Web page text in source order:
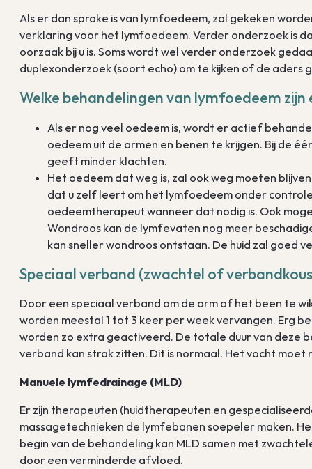
Als er dan sprake is van lymfoedeem, zal gekeken
verklaring voor het lymfoedeem. Verder onderzoek is
oorzaak bij u is. Soms wordt wel verder onderzoek
duplexonderzoek (soort echo) om te kijken of de aders
Welke behandelingen van lymfoedeem zijn
Als er nog veel oedeem is, wordt er actief
oedeem uit de armen en benen te krijgen. Bij de
geeft minder klachten.
Het oedeem dat weg is, zal ook weg moeten
dat u zelf leert om het lymfoedeem onder
oedeemtherapeut wanneer dat nodig is. Ook
Wondroos kan de lymfevaten nog meer
kan sneller wondroos ontstaan. De huid zal goed
Speciaal verband (zwachtel of
Door een speciaal verband om de arm of het been te
worden meestal 1 tot 3 keer per week vervangen. Erg
worden zo extra geactiveerd. De totale duur van deze
verband kan strak zitten. Dit is normaal. Het vocht
Manuele lymfedrainage (MLD)
Er zijn therapeuten (huidtherapeuten en
massagetechnieken de lymfebanen soepeler maken.
begin van de behandeling kan MLD samen met
door een verminderde afvloed.